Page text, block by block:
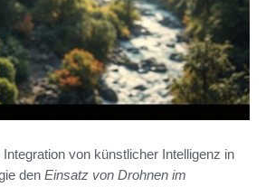
von künstlicher Intelligenz in
den Einsatz von Drohnen im